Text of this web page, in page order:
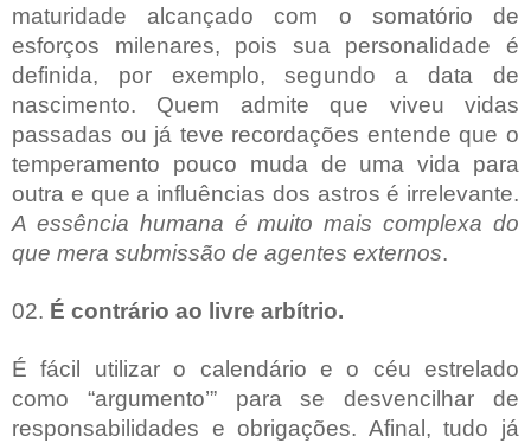
maturidade alcançado com o somatório de
esforços milenares, pois sua personalidade é
definida, por exemplo, segundo a data de
nascimento. Quem admite que viveu vidas
passadas ou já teve recordações entende que o
temperamento pouco muda de uma vida para
outra e que a influências dos astros é irrelevante.
A essência humana é muito mais complexa do
que mera submissão de agentes externos.
02. É contrário ao livre arbítrio.
É fácil utilizar o calendário e o céu estrelado
como “argumento’” para se desvencilhar de
responsabilidades e obrigações. Afinal, tudo já